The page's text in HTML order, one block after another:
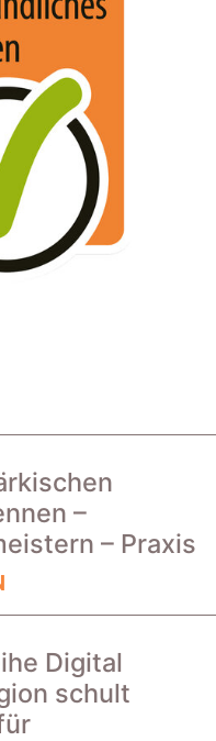
–
– Praxis
Digital
schult